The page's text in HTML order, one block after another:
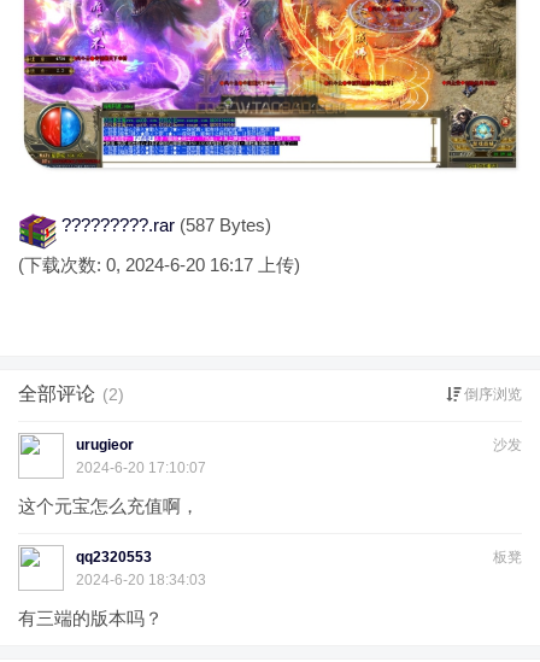
?????????.rar (587 Bytes)
(下载次数: 0, 2024-6-20 16:17 上传)
全部评论 (2) 倒序浏览
沙发
urugieor
2024-6-20 17:10:07
这个元宝怎么充值啊，
板凳
qq2320553
2024-6-20 18:34:03
有三端的版本吗？